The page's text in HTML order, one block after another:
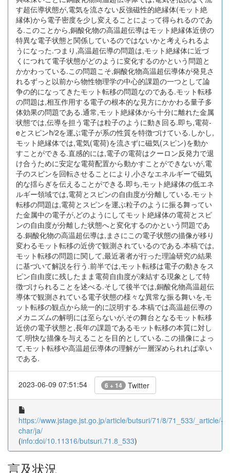
す超伝導状態が,電気を流さない反強磁性的絶縁体(モット絶
縁体)から電子密度を少し変えることによって得られるのであ
る.このことから,銅酸化物の高温超伝導はモット絶縁体近傍の
特異な電子状態と関係しているのではないかと考えられるよ
うになった.つまり,高温超伝導の問題は,モット絶縁体に近づ
くにつれて電子状態がどのように変化するのかという問題と
かかわっている.この問題こそ,銅酸化物高温超伝導体が発見さ
れるずっと以前から物性物理学の中心的課題の一つとして論
争の的になってきたモット転移の問題なのである.モット転移
の問題は,相互作用する電子の根本的な見方にかかわる量子多
体効果の問題である.通常,モット絶縁体から十分に離れた金属
状態では,伝導を担う電子は粒子のように動き回る.即ち,電荷-
eとスピンħ/2を運ぶ電子が系の性質を特徴づけている.しかし,
モット絶縁体では,電気(電荷)を流さずに磁気(スピン)を動か
すことができる.直感的には,電子の電荷はクーロン反発力で退
け合うために安定な電荷配置から動かすことができないが,電
子のスピンを回転させることにより,小さなエネルギーで磁気
的な揺らぎを伝えることができる.即ち,モット絶縁体の低エネ
ルギー領域では,電荷とスピンの自由度が分離している.モット
転移の問題は,電荷とスピンを運ぶ粒子のように振る舞ってい
た金属中の電子が,どのようにしてモット絶縁体の電荷とスピ
ンの自由度が分離した状態へと変化するのかという問題であ
る.銅酸化物の高温超伝導は,まさにこの電子状態の描像が移り
変わるモット転移の近傍で観測されているのである.本稿では,
モット転移の問題に関して,最近著者が行った理論研究の結果
に基づいて解説を行う.前半では,モット転移は電子の動きをス
ピン自由度に残したまま電荷自由度が凍結する現象として特
徴づけられることを述べる.そして後半では,銅酸化物高温超伝
導体で観測されている電子状態の様々な異常な振る舞いを,モ
ット転移の観点から統一的に説明する.本稿では高温超伝導の
メカニズムの解明には至らないが,その舞台となるモット転移
近傍の電子状態と,長年の課題であるモット転移の本質に対し
て,明快な描像を与えることを目的としている.この描像によっ
て,モット転移や高温超伝導体の理解が一層深められれば幸い
である.
2023-06-09 07:51:54 6 + 14 Twitter
https://www.jstage.jst.go.jp/article/butsuri/71/8/71_533/_article/-
char/ja/
(info:doi/10.11316/butsuri.71.8_533)
言及状況